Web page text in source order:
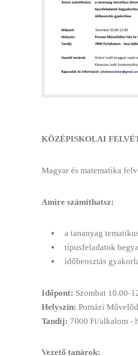
KÖZÉPISKOLAI
Magyar és matematika
Amire számíthatsz:
a tananyag
típusfeladatok
időbeosztás
Időpont: Szombat 10.00-
Helyszín: Pomázi
Tandíj: 7000 Ft/alkalom -
Vezető tanárok: